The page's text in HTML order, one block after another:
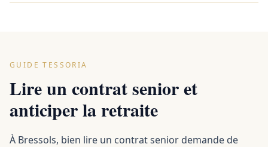
GUIDE TESSORIA
Lire un contrat senior et
anticiper la retraite
À Bressols, bien lire un contrat senior demande de